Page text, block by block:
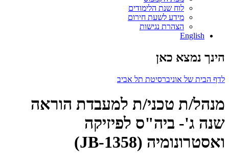
לוח שנת הלימודים
מידע לשעת חירום
הצהרת נגישות
English
הינך נמצא כאן
לדף הבית של אוניברסיטת תל אביב
מנהל/ת טכני/ת למעבדת הוראה
שנה ג'- ביה"ס לפיזיקה
ואסטרונומיה (JB-1358)